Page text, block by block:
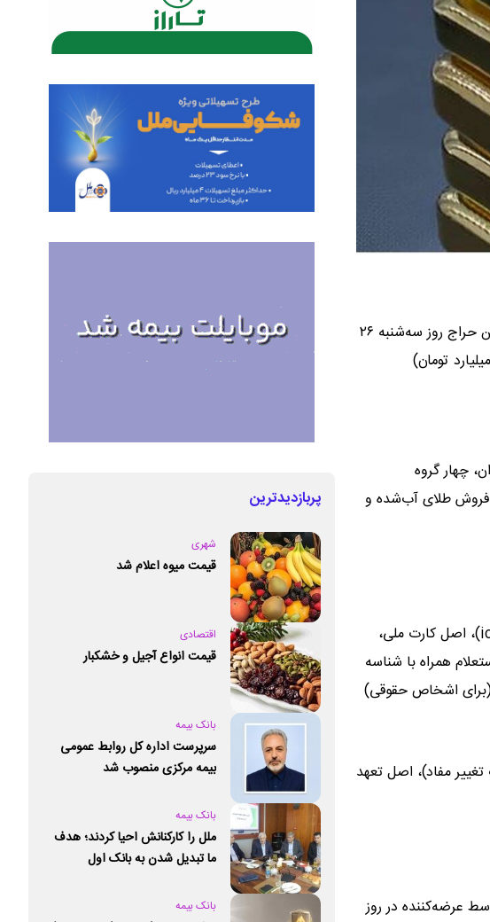
مرکز مبادله ارز و طلای ایران، جزئیات یکصد و پنجاهمین جلسه حراج شمش طلا را اعلام کرد. این حراج روز سه‌شنبه ۲۶
خردادماه سال جاری از ساعت ۱۴ تا ۱۷ برگزار می‌شود. متقاضیان برای شرکت در هر قطعه، باید ۵۰ میلیارد ریال (معادل ۵ میلیارد تومان)
چهار گروه
فروش طلای آب‌شده و
متقاضیانی که برای نخستین بار شرکت می‌کنند، باید اصل نامه درخواست شرکت در حراج (فرم‌های ۱۱ و ۱۲ از سایت ice.ir)، اصل کارت ملی،
همراه با شناسه
(برای اشخاص حقوقی)
مفاد)، اصل تعهد
قیمت پایه توسط عرضه‌کننده در روز
پربازدیدترین
شهری
قیمت میوه اعلام شد
اقتصادی
قیمت انواع آجیل و خشکبار
بانک بیمه
سرپرست اداره کل روابط عمومی
بیمه مرکزی منصوب شد
بانک بیمه
ملل را کارکنانش احیا کردند؛ هدف
ما تبدیل شدن به بانک اول
بانک بیمه